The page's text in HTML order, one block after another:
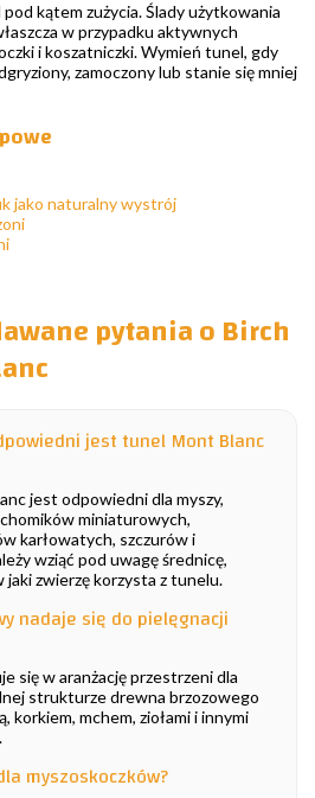
kątem zużycia. Ślady użytkowania
w przypadku aktywnych
i koszatniczki. Wymień tunel, gdy
zamoczony lub stanie się mniej
jako naturalny wystrój
pytania o Birch
jest tunel Mont Blanc
jest odpowiedni dla myszy,
miniaturowych,
karłowatych, szczurów i
wziąć pod uwagę średnicę,
jaki zwierzę korzysta z tunelu.
nadaje się do pielęgnacji
się w aranżację przestrzeni dla
strukturze drewna brzozowego
korkiem, mchem, ziołami i innymi
myszoskoczków?